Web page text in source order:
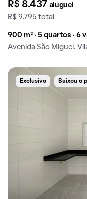
R$ 8.437 aluguel
R$ 9.795 total
900 m² · 5 quartos · 6
Avenida São Miguel,
Exclusivo Baixou o